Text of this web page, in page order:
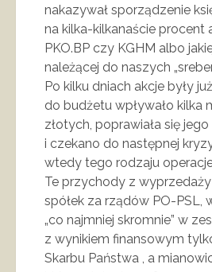
nakazywał sporządzenie
na kilka-kilkanaście procent
PKO.BP czy KGHM albo
należącej do naszych
Po kilku dniach akcje były
do budżetu wpływało kilka
złotych, poprawiała się
i czekano do następnej
wtedy tego rodzaju
Te przychody z
spółek za rządów PO-PSL,
„co najmniej skromnie” w
z wynikiem finansowym
Skarbu Państwa , a